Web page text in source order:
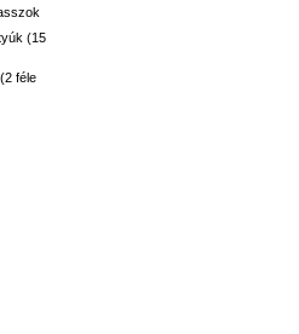
(15
féle